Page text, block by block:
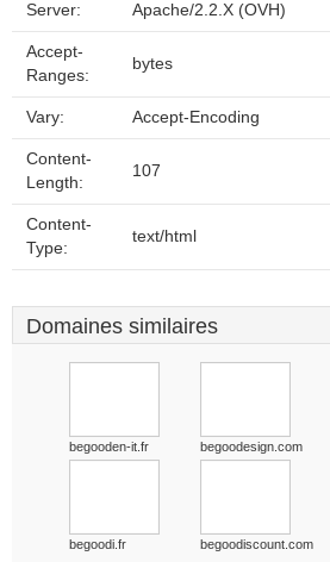
Server: Apache/2.2.X (OVH)
Accept-
Ranges:
bytes
Vary: Accept-Encoding
Content-
Length:
107
Content-
Type:
text/html
Domaines similaires
begooden-it.fr begoodesign.com
begoodi.fr begoodiscount.com